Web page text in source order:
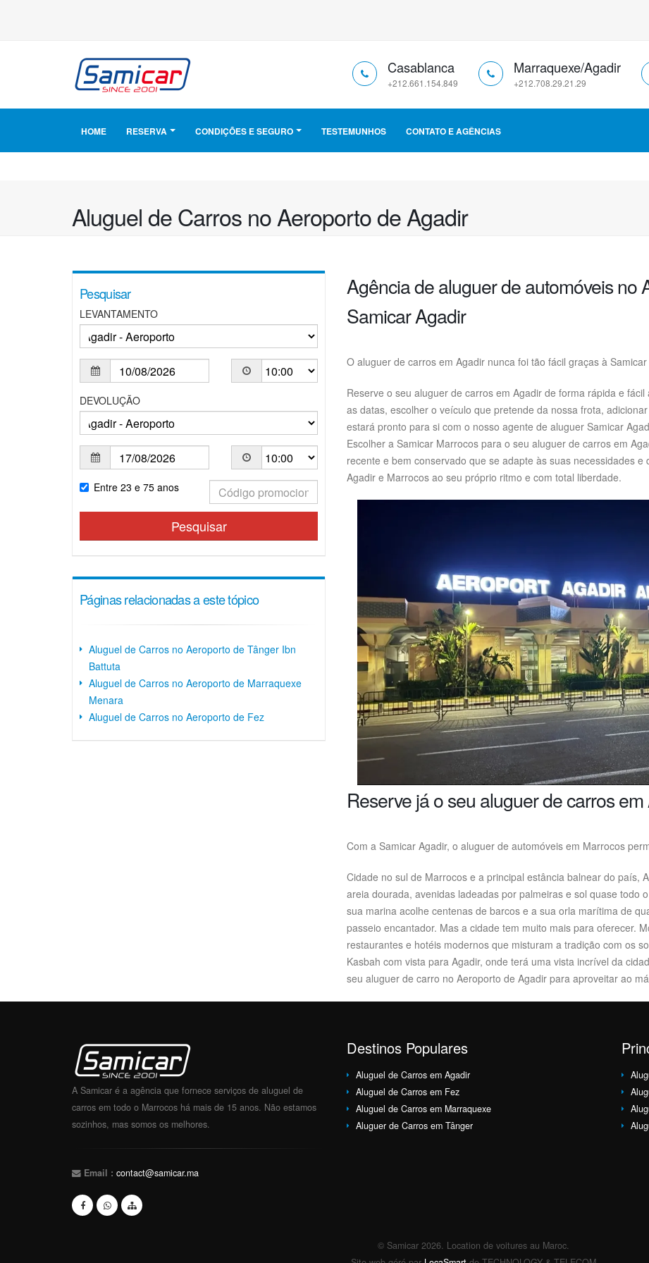
Casablanca
+212.661.154.849
Marraquexe/Agadir
+212.708.29.21.29
HOME RESERVA CONDIÇÕES E SEGURO TESTEMUNHOS CONTATO E AGÊNCIAS
Aluguel de Carros no Aeroporto de Agadir
Pesquisar
LEVANTAMENTO
DEVOLUÇÃO
Entre 23 e 75 anos
Pesquisar
Páginas relacionadas a este tópico
Aluguel de Carros no Aeroporto de Tânger Ibn
Battuta
Aluguel de Carros no Aeroporto de Marraquexe
Menara
Aluguel de Carros no Aeroporto de Fez
Agência de aluguer de automóveis no
Samicar Agadir
O aluguer de carros em Agadir nunca foi tão fácil graças à
Reserve o seu aluguer de carros em Agadir de forma rápida e
as datas, escolher o veículo que pretende da nossa frota,
estará pronto para si com o nosso agente de aluguer Samicar
Escolher a Samicar Marrocos para o seu aluguer de carros em
recente e bem conservado que se adapte às suas necessidades
Agadir e Marrocos ao seu próprio ritmo e com total liberdade.
Reserve já o seu aluguer de carros
Com a Samicar Agadir, o aluguer de automóveis em Marrocos
Cidade no sul de Marrocos e a principal estância balnear do país,
areia dourada, avenidas ladeadas por palmeiras e sol quase todo
sua marina acolhe centenas de barcos e a sua orla marítima de
passeio encantador. Mas a cidade tem muito mais para oferecer.
restaurantes e hotéis modernos que misturam a tradição com os
Kasbah com vista para Agadir, onde terá uma vista incrível da
seu aluguer de carro no Aeroporto de Agadir para aproveitar ao
A Samicar é a agência que fornece serviços de aluguel de
carros em todo o Marrocos há mais de 15 anos. Não estamos
sozinhos, mas somos os melhores.
Email : contact@samicar.ma
Destinos Populares
Aluguel de Carros em Agadir
Aluguel de Carros em Fez
Aluguel de Carros em Marraquexe
Aluguer de Carros em Tânger
© Samicar 2026. Location de voitures au Maroc.